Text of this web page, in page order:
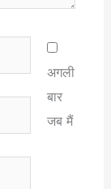
अगली
बार
जब मैं